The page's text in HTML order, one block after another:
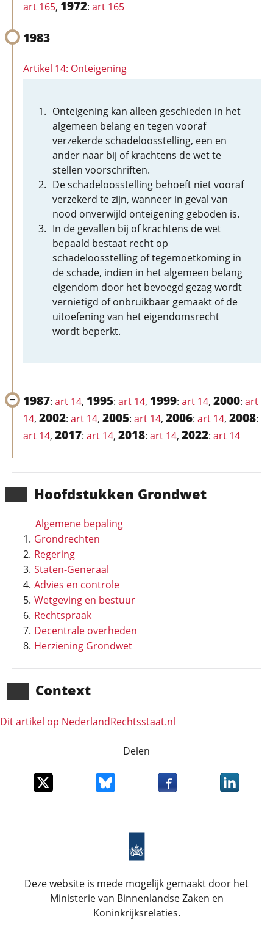
Hoofd­stukken Grondwet
Algemene bepaling
Grondrechten
Regering
Staten-Generaal
Advies en controle
Wetgeving en bestuur
Rechtspraak
Decentrale overheden
Herziening Grondwet
Context
Dit artikel op NederlandRechts­staat.nl
art 165, 1972: art 165
1983
Artikel 14: Onteigening
Onteigening kan alleen geschieden in het
algemeen belang en tegen vooraf
verzekerde schadeloosstelling, een en
ander naar bij of krachtens de wet te
stellen voorschriften.
De schadeloosstelling behoeft niet vooraf
verzekerd te zijn, wanneer in geval van
nood onverwijld onteigening geboden is.
In de gevallen bij of krachtens de wet
bepaald bestaat recht op
schadeloosstelling of tegemoetkoming in
de schade, indien in het algemeen belang
eigendom door het bevoegd gezag wordt
vernietigd of onbruikbaar gemaakt of de
uitoefening van het eigendomsrecht
wordt beperkt.
1987: art 14, 1995: art 14, 1999: art 14, 2000: art
14, 2002: art 14, 2005: art 14, 2006: art 14, 2008:
art 14, 2017: art 14, 2018: art 14, 2022: art 14
Delen
Deel dit item op XDeel dit item op Bluesky
Deel dit item opDeel dit
Deze website is mede mogelijk gemaakt door het
Ministerie van Binnenlandse Zaken en
Koninkrijksrelaties.